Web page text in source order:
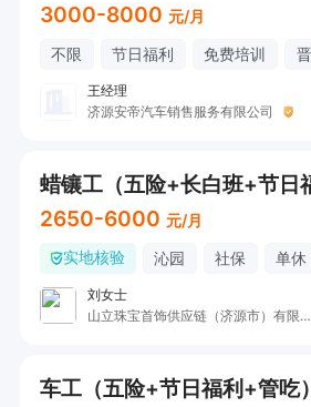
3000-8000 元/月
不限 节日福利 免费培训
王经理
济源安帝汽车销售服务有限公司
蜡镶工（五险+长白班+节日
2650-6000 元/月
实地核验 沁园 社保 单休
刘女士
山立珠宝首饰供应链（济源市）有限公司
车工（五险+节日福利+管吃）